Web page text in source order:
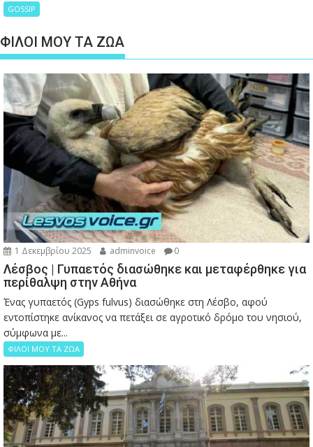
GOSSIP
ΦΙΛΟΙ ΜΟΥ ΤΑ ΖΩΑ
1 Δεκεμβρίου 2025 adminvoice 0
Λέσβος | Γυπαετός διασώθηκε και μεταφέρθηκε για
περίθαλψη στην Αθήνα
Ένας γυπαετός (Gyps fulvus) διασώθηκε στη Λέσβο, αφού
εντοπίστηκε ανίκανος να πετάξει σε αγροτικό δρόμο του νησιού,
σύμφωνα με...
ΦΙΛΟΙ ΜΟΥ ΤΑ ΖΩΑ